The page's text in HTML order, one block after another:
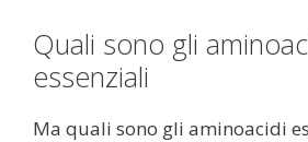
Quali sono gli
essenziali
Ma quali sono gli aminoacidi